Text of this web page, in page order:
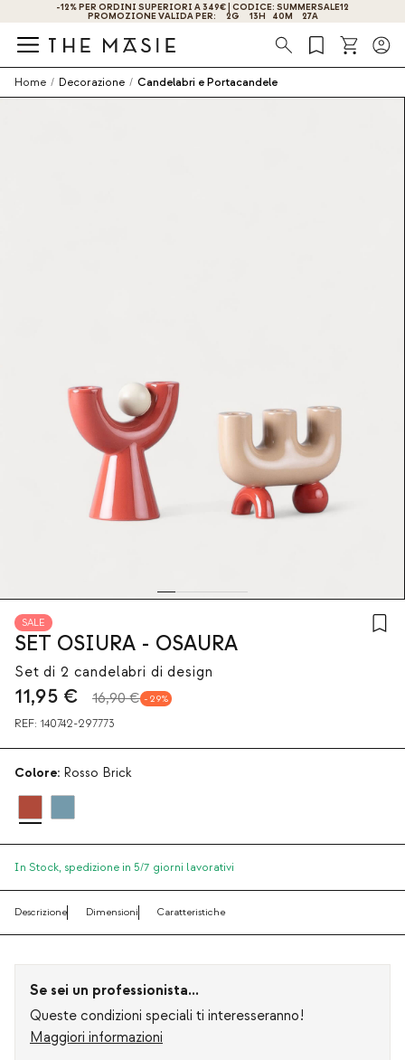
OTTIENI IL -10% DI SCONTO ISCRIVENDOTI ORA!
Ricerca
Home / Decorazione / Candelabri e Portacandele
SALE
SET OSIURA - OSAURA
Set di 2 candelabri di design
11,95 € 16,90 € 29
REF: 140742-297773
Colore: Rosso Brick
In Stock, spedizione in 5/7 giorni lavorativi
Descrizione Dimensioni Caratteristiche
Se sei un professionista...
Queste condizioni speciali ti interesseranno!
Maggiori informazioni